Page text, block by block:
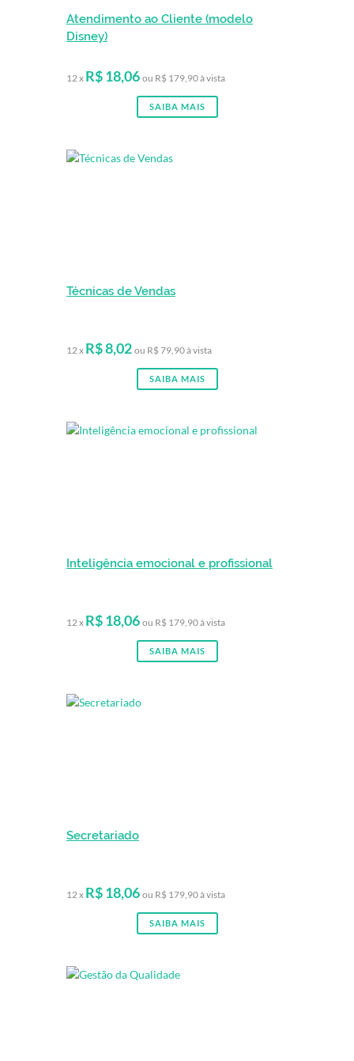
Atendimento ao Cliente (modelo
Disney)
12 x R$ 18,06 ou R$ 179,90 à vista
SAIBA MAIS
Técnicas de Vendas
12 x R$ 8,02 ou R$ 79,90 à vista
SAIBA MAIS
Inteligência emocional e profissional
12 x R$ 18,06 ou R$ 179,90 à vista
SAIBA MAIS
Secretariado
12 x R$ 18,06 ou R$ 179,90 à vista
SAIBA MAIS